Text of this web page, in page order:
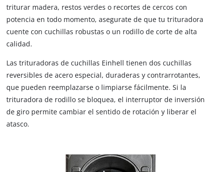
triturar madera, restos verdes o recortes de cercos con
potencia en todo momento, asegurate de que tu trituradora
cuente con cuchillas robustas o un rodillo de corte de alta
calidad.
Las trituradoras de cuchillas Einhell tienen dos cuchillas
reversibles de acero especial, duraderas y contrarrotantes,
que pueden reemplazarse o limpiarse fácilmente. Si la
trituradora de rodillo se bloquea, el interruptor de inversión
de giro permite cambiar el sentido de rotación y liberar el
atasco.